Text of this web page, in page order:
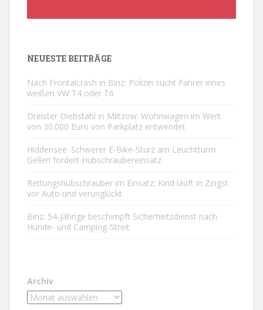
NEUESTE BEITRÄGE
Nach Frontalcrash in Binz: Polizei sucht Fahrer eines
weißen VW T4 oder T6
Dreister Diebstahl in Miltzow: Wohnwagen im Wert
von 30.000 Euro von Parkplatz entwendet
Hiddensee: Schwerer E-Bike-Sturz am Leuchtturm
Gellen fordert Hubschraubereinsatz
Rettungshubschrauber im Einsatz: Kind läuft in Zingst
vor Auto und verunglückt
Binz: 54-Jährige beschimpft Sicherheitsdienst nach
Hunde- und Camping-Streit
Archiv